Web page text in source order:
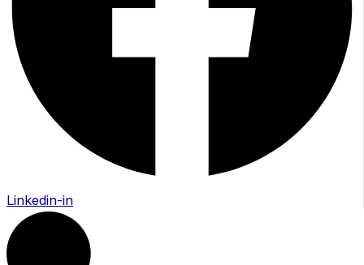
Linkedin-in